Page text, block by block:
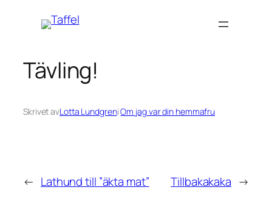
Tävling!
Skrivet avLotta LundgreniOm jag var din hemmafru
← Lathund till ”äkta mat” Tillbakakaka →